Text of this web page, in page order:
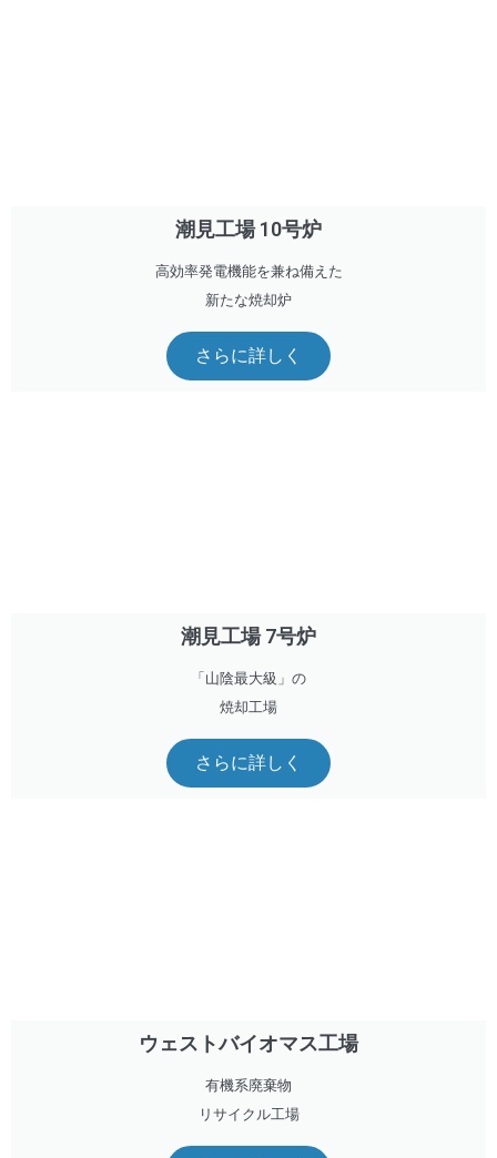
潮見工場 10号炉
高効率発電機能を兼ね備えた
新たな焼却炉
さらに詳しく
潮見工場 7号炉
「山陰最大級」の
焼却工場
さらに詳しく
ウェストバイオマス工場
有機系廃棄物
リサイクル工場